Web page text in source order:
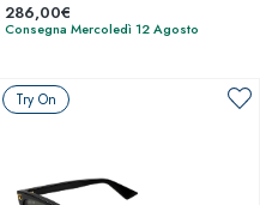
286,00€
Consegna Mercoledì 12 Agosto
Try On